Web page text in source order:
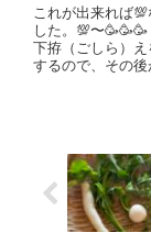
これが出来れば
した。💯〜
下拵（ごしら）
するので、その